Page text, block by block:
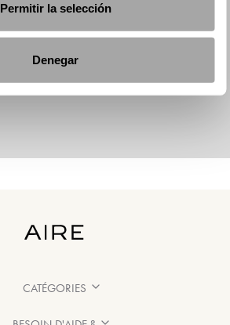
Permitir la selección
Denegar
CATÉGORIES